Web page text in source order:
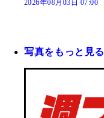
2026年08月03日 07:00
写真をもっと見る